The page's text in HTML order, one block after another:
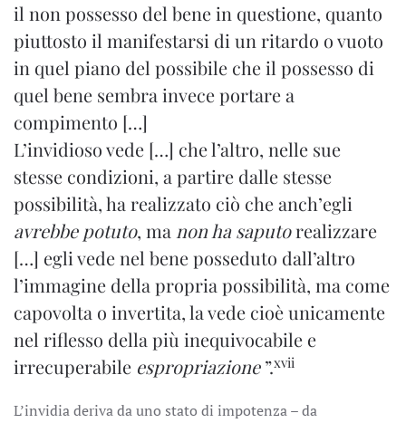
il non possesso del bene in questione, quanto
piuttosto il manifestarsi di un ritardo o vuoto
in quel piano del possibile che il possesso di
quel bene sembra invece portare a
compimento […]
L’invidioso vede […] che l’altro, nelle sue
stesse condizioni, a partire dalle stesse
possibilità, ha realizzato ciò che anch’egli
avrebbe potuto, ma non ha saputorealizzare
[…] egli vede nel bene posseduto dall’altro
l’immagine della propria possibilità, ma come
capovolta o invertita, la vede cioè unicamente
nel riflesso della più inequivocabile e
irrecuperabile espropriazione”.xvii
L’invidia deriva da uno stato di impotenza – da